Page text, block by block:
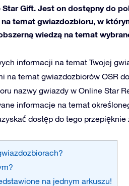
Gift. Jest on dostępny do
temat gwiazdozbioru, w
wiedzą na temat
informacji na temat Twojej
na temat gwiazdozbiorów OSR
nazwy gwiazdy w Online Star
informacje na temat
dostęp do tego
na jednym arkuszu!